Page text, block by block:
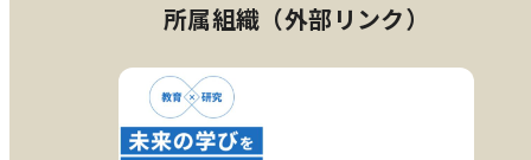
所属組織（外部リンク）